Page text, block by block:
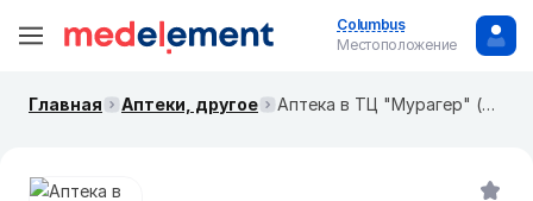
Columbus
Местоположение
Главная Аптеки, другое Аптека в ТЦ "Мурагер" (бутик 33)